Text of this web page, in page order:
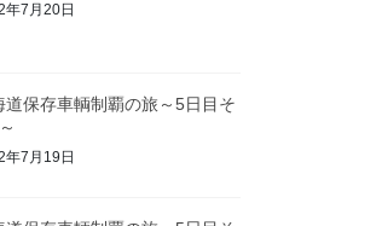
年7月20日
道保存車輌制覇の旅～5日目そ
年7月19日